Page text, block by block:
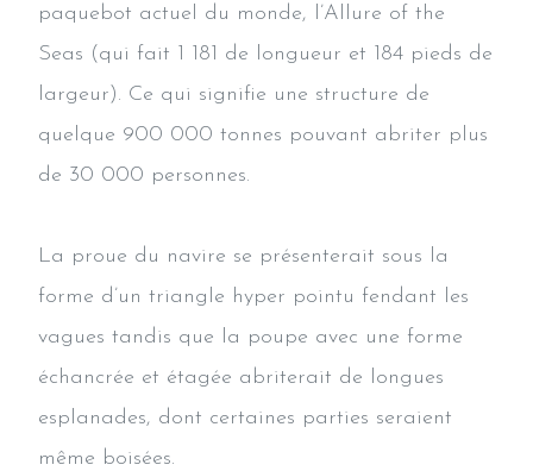
paquebot actuel du monde, l’Allure of the
Seas (qui fait 1 181 de longueur et 184 pieds de
largeur). Ce qui signifie une structure de
quelque 900 000 tonnes pouvant abriter plus
de 30 000 personnes.
La proue du navire se présenterait sous la
forme d’un triangle hyper pointu fendant les
vagues tandis que la poupe avec une forme
échancrée et étagée abriterait de longues
esplanades, dont certaines parties seraient
même boisées.